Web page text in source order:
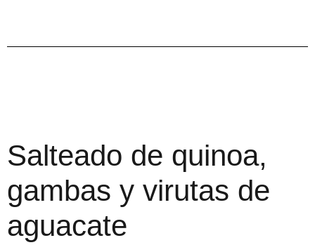
Salteado de quinoa,
gambas y virutas de
aguacate